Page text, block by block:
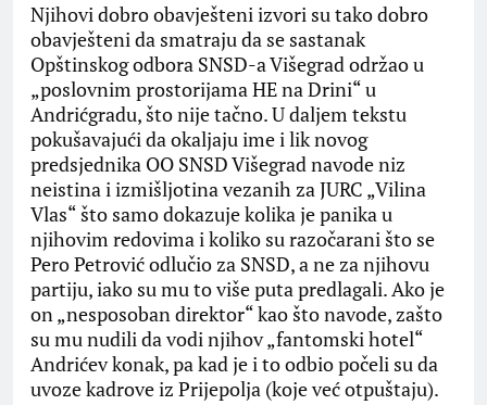
Njihovi dobro obavješteni izvori su tako dobro
obavješteni da smatraju da se sastanak
Opštinskog odbora SNSD-a Višegrad održao u
„poslovnim prostorijama HE na Drini“ u
Andrićgradu, što nije tačno. U daljem tekstu
pokušavajući da okaljaju ime i lik novog
predsjednika OO SNSD Višegrad navode niz
neistina i izmišljotina vezanih za JURC „Vilina
Vlas“ što samo dokazuje kolika je panika u
njihovim redovima i koliko su razočarani što se
Pero Petrović odlučio za SNSD, a ne za njihovu
partiju, iako su mu to više puta predlagali. Ako je
on „nesposoban direktor“ kao što navode, zašto
su mu nudili da vodi njihov „fantomski hotel“
Andrićev konak, pa kad je i to odbio počeli su da
uvoze kadrove iz Prijepolja (koje već otpuštaju).